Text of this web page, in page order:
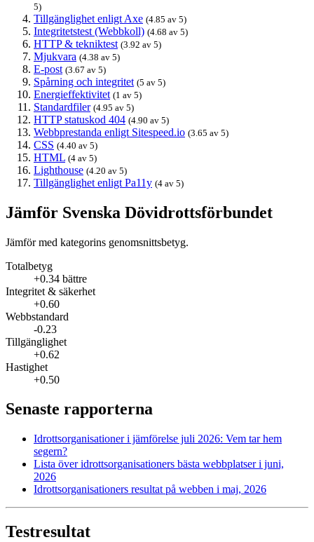
5)
Tillgänglighet enligt Axe (4.85 av 5)
Integritetstest (Webbkoll) (4.68 av 5)
HTTP & tekniktest (3.92 av 5)
Mjukvara (4.38 av 5)
E-post (3.67 av 5)
Spårning och integritet (5 av 5)
Energieffektivitet (1 av 5)
Standardfiler (4.95 av 5)
HTTP statuskod 404 (4.90 av 5)
Webbprestanda enligt Sitespeed.io (3.65 av 5)
CSS (4.40 av 5)
HTML (4 av 5)
Lighthouse (4.20 av 5)
Tillgänglighet enligt Pa11y (4 av 5)
Jämför Svenska Dövidrottsförbundet
Jämför med kategorins genomsnittsbetyg.
Totalbetyg
+0.34 bättre
Integritet & säkerhet
+0.60
Webbstandard
-0.23
Tillgänglighet
+0.62
Hastighet
+0.50
Senaste rapporterna
Idrottsorganisationer i jämförelse juli 2026: Vem tar hem
segern?
Lista över idrottsorganisationers bästa webbplatser i juni,
2026
Idrottsorganisationers resultat på webben i maj, 2026
Testresultat